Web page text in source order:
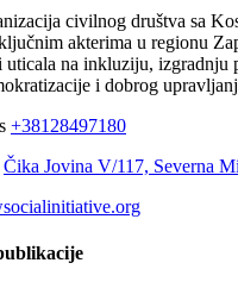
civilnog društva sa
akterima u regionu
uticala na inkluziju, izgradnju
i dobrog
+38128497180
Čika Jovina V/117, Severna